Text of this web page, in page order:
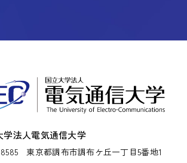
学法人電気通信大学
8585 東京都調布市調布ケ丘一丁目5番地1